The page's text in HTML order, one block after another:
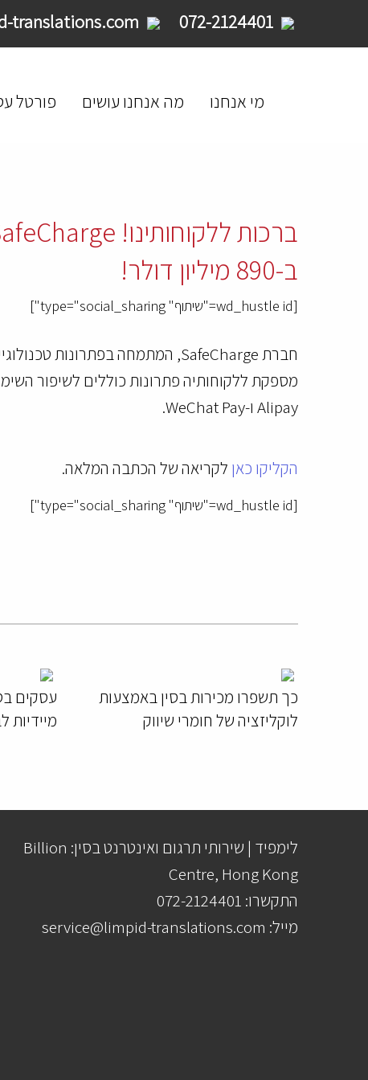
מי אנחנו מה אנחנו עושים פורטל
ב-890 מיליון דולר!
[wd_hustle id="שיתוף" type="social_sharing"]
Alipay ו-WeChat Pay.
הקליקו כאן לקריאה של הכתבה המלאה.
[wd_hustle id="שיתוף" type="social_sharing"]
כך תשפרו מכירות בסין באמצעות
לוקליזציה של חומרי שיווק
מיידיות
לימפיד | שירותי תרגום ואינטרנט בסין: Billion
Centre, Hong Kong
התקשרו: 072-2124401
מייל: service@limpid-translations.com